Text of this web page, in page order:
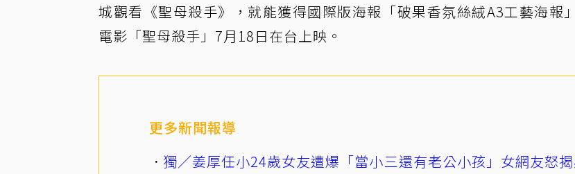
城觀看《聖母殺手》，就能獲得國際版海報「破果香氛絲絨A3工藝海報
電影「聖母殺手」7月18日在台上映。
更多新聞報導
獨／姜厚任小24歲女友遭爆「當小三還有老公小孩」女網友怒